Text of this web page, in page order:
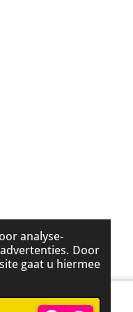
analyse-
Door
gaat u hiermee